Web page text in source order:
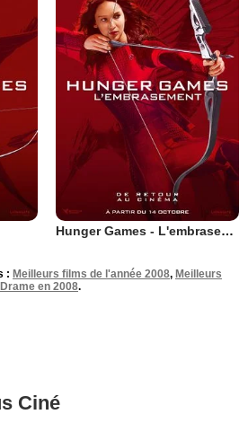
Hunger Games - L'embrasement
: Meilleurs films de l'année 2008, Meilleurs
en 2008.
Ciné